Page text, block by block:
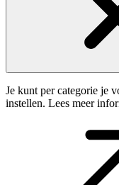
Je kunt per categorie je
instellen. Lees meer